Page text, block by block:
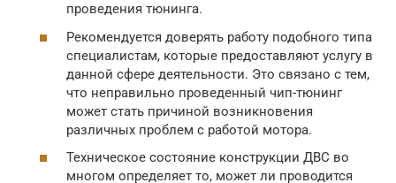
проведения тюнинга.
Рекомендуется доверять работу подобного типа
специалистам, которые предоставляют услугу в
данной сфере деятельности. Это связано с тем,
что неправильно проведенный чип-тюнинг
может стать причиной возникновения
различных проблем с работой мотора.
Техническое состояние конструкции ДВС во
многом определяет то, может ли проводится